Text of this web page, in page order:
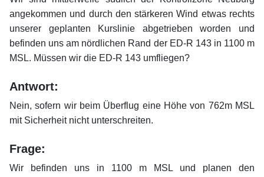
angekommen und durch den stärkeren Wind etwas rechts
unserer geplanten Kurslinie abgetrieben worden und
befinden uns am nördlichen Rand der ED-R 143 in 1100 m
MSL. Müssen wir die ED-R 143 umfliegen?
Antwort:
Nein, sofern wir beim Überflug eine Höhe von 762m MSL
mit Sicherheit nicht unterschreiten.
Frage:
Wir befinden uns in 1100 m MSL und planen den